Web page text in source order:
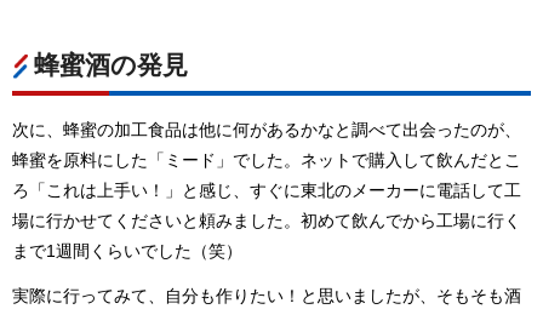
蜂蜜酒の発見
次に、蜂蜜の加工食品は他に何があるかなと調べて出会ったのが、
蜂蜜を原料にした「ミード」でした。ネットで購入して飲んだとこ
ろ「これは上手い！」と感じ、すぐに東北のメーカーに電話して工
場に行かせてくださいと頼みました。初めて飲んでから工場に行く
まで1週間くらいでした（笑）
実際に行ってみて、自分も作りたい！と思いましたが、そもそも酒